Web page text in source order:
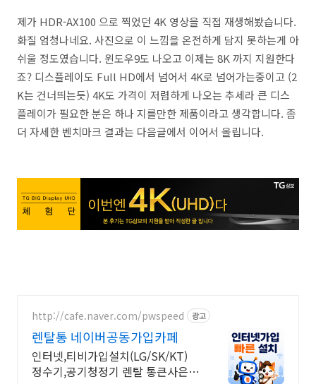
제가 HDR-AX100 으로 찍었던 4K 영상을 직접 재생해봤습니다.
화질 엄청나네요. 사진으로 이 느낌을 온전하게 담지 못하는게 아
쉬울 정도였습니다. 윈도우9도 나오고 이제는 8K 까지 지원한다
죠? 디스플레이도 Full HD에서 넘어서 4K로 넘어가는중이고 (2
K는 건너띄는듯) 4K도 가격이 저렴하게 나오는 추세라 큰 디스
플레이가 필요한 분은 하나 지를만한 제품이라고 생각합니다. 좀
더 자세한 벤치마크 결과는 다음글에서 이어서 올립니다.
http://cafe.naver.com/pwspeed 광고
렌탈통 네이버공동가입카페
인터넷,티비가입설치(LG/SK/KT)
정수기,공기청정기 렌탈 통큰사은품